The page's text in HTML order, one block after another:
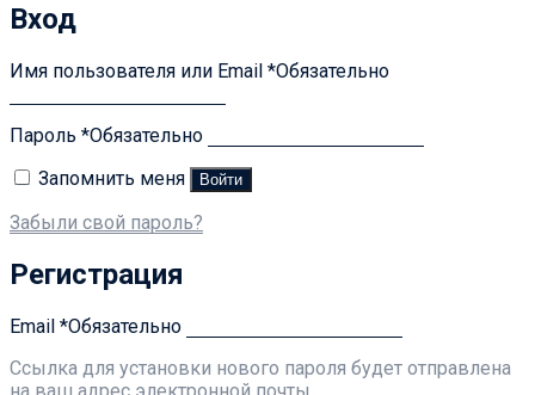
Вход
Имя пользователя или Email *Обязательно
Пароль *Обязательно
Запомнить меня
Войти
Забыли свой пароль?
Регистрация
Email *Обязательно
Ссылка для установки нового пароля будет отправлена ​​
на ваш адрес электронной почты.